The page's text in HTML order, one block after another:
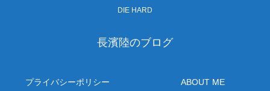
DIE HARD
長濱陸のブログ
プライバシーポリシー ABOUT ME